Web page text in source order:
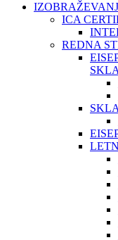
ICA
REDNA